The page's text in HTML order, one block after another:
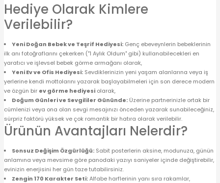
Hediye Olarak Kimlere
Verilebilir?
Yeni Doğan Bebek ve Teşrif Hediyesi: Genç ebeveynlerin bebeklerinin
ilk anı fotoğraflarını çekerken ("1 Aylık Oldum" gibi) kullanabilecekleri en
yaratıcı ve işlevsel bebek görme armağanı olarak,
Yeni Ev ve Ofis Hediyesi: Sevdiklerinizin yeni yaşam alanlarına veya iş
yerlerine kendi mottolarını yazarak başlayabilmeleri için son derece modern
ve özgün bir ev görme hediyesi olarak,
Doğum Günleri ve Sevgililer Gününde: Üzerine partnerinizle ortak bir
cümlenizi veya ona olan sevgi mesajınızı önceden yazarak sunabileceğiniz,
sürpriz faktörü yüksek ve çok romantik bir hatıra olarak verilebilir.
Ürünün Avantajları Nelerdir?
Sonsuz Değişim Özgürlüğü: Sabit posterlerin aksine, modunuza, günün
anlamına veya mevsime göre panodaki yazıyı saniyeler içinde değiştirebilir,
evinizin enerjisini her gün taze tutabilirsiniz.
Zengin 170 Karakter Seti:Alfabe harflerinin yanı sıra rakamlar,